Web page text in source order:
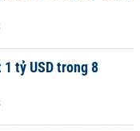
tỷ USD trong 8